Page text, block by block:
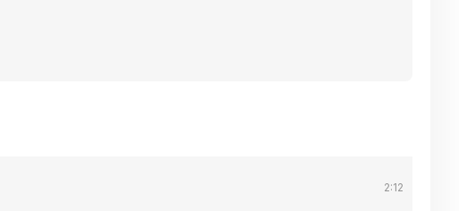
2:12